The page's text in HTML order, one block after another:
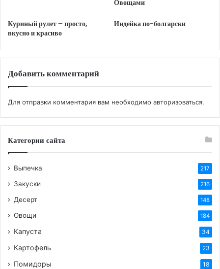
чеснок — 2 зубчика;
молотая паприка — 1 ч. л.;
растительное масло для жарки — по
соль — по вкусу;
Приготовление:
водой. Переложите в кастрюлю. Залейте
гречку горячей водой, немного посолите и
поставьте на сильный огонь.
Доведите гречку до кипения. Варите около 10
минут — до тех пор, пока вода не уйдет с
немного остыть.
Картофель очистите, вымойте и натрите на
мелкой терке. Гречку переложите в большую
Овощами
Куриный рулет – просто,
вкусно и красиво
Индейка по-болгарски
Добавить комментарий
Для отправки комментария вам необходимо авторизоваться.
Категории сайта
Выпечка 217
Закуски 216
Десерт 148
Овощи 184
Капуста 34
Картофель 23
Помидоры 18